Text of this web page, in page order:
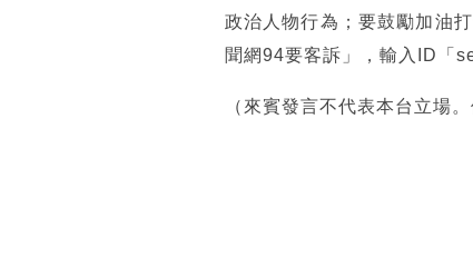
政治人物行為；要鼓勵加油
聞網94要客訴」，輸入ID「
（來賓發言不代表本台立場